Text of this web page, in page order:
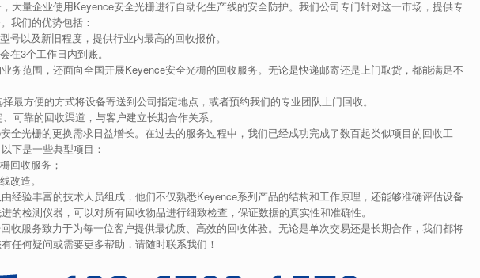
大量企业使用Keyence安全光栅进行自动化生产线的安全防护。我们公司专门针对这一市场，提供专
我们的优势包括：
号以及新旧程度，提供行业内最高的回收报价。
在3个工作日内到账。
务范围，还面向全国开展Keyence安全光栅的回收服务。无论是快递邮寄还是上门取货，都能满足不
择最方便的方式将设备寄送到公司指定地点，或者预约我们的专业团队上门回收。
可靠的回收渠道，与客户建立长期合作关系。
全光栅的更换需求日益增长。在过去的服务过程中，我们已经成功完成了数百起类似项目的回收工
下是一些典型项目：
回收服务；
改造。
经验丰富的技术人员组成，他们不仅熟悉Keyence系列产品的结构和工作原理，还能够准确评估设备
的检测仪器，可以对所有回收物品进行细致检查，保证数据的真实性和准确性。
收服务致力于为每一位客户提供最优质、高效的回收体验。无论是单次交易还是长期合作，我们都将
任何疑问或需要更多帮助，请随时联系我们！